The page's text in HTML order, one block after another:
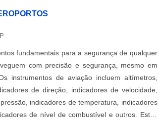
fundamentais para a segurança de qualquer
com precisão e segurança, mesmo em
instrumentos de aviação incluem altímetros,
de direção, indicadores de velocidade,
indicadores de temperatura, indicadores
de nível de combustível e outros. Estes